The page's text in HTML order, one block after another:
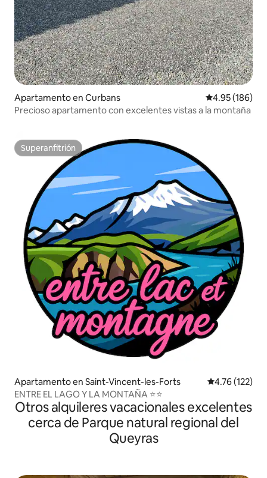
Apartamento en Curbans Calificación
4.95 (186)
Precioso apartamento con excelentes vistas a la montaña
Superanfitrión
Superanfitrión
Apartamento en Saint-Vincent-les-Forts Calificación
4.76 (122)
ENTRE EL LAGO Y LA MONTAÑA ⭐⭐
Otros alquileres vacacionales excelentes
cerca de Parque natural regional del
Queyras